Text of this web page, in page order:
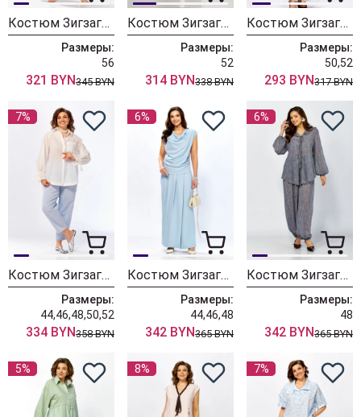
Костюм ЗигзагСтиль 608-1 серый
Размеры:
56
321 BYN345 BYN
Костюм ЗигзагСтиль 558 молочный+синий
Размеры:
52
314 BYN338 BYN
Костюм ЗигзагСтиль 635 шоколад
Размеры:
50,52
293 BYN317 BYN
7%
Костюм ЗигзагСтиль 637
Размеры:
44,46,48,50,52
334 BYN358 BYN
6%
Костюм ЗигзагСтиль 636 голубой
Размеры:
44,46,48
342 BYN365 BYN
6%
Костюм ЗигзагСтиль 638
Размеры:
48
342 BYN365 BYN
5% 8% 7%